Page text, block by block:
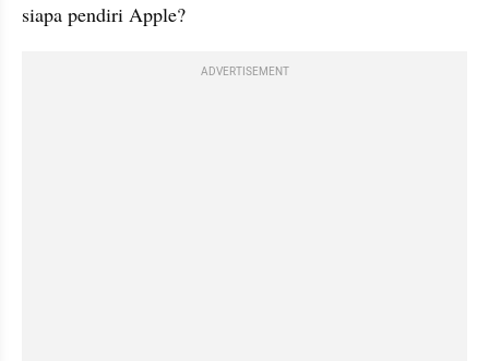
siapa pendiri Apple?
ADVERTISEMENT